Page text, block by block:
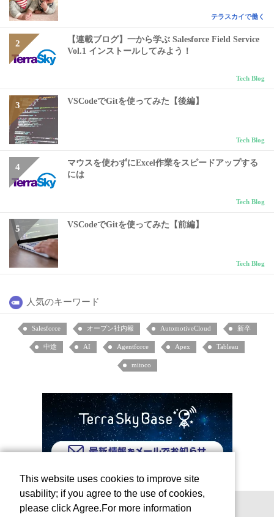
テラスカイで働く
【連載ブログ】一から学ぶ Salesforce Field Service
Vol.1 インストールしてみよう！
Tech Blog
VSCodeでGitを使ってみた【後編】
Tech Blog
マウスを使わずにExcel作業をスピードアップする
には
Tech Blog
VSCodeでGitを使ってみた【前編】
Tech Blog
人気のキーワード
Salesforce オープン社内報 AutomotiveCloud 新卒
中途 AI Agentforce Apex Tableau
mitoco
This website uses cookies to improve site
usability; if you agree to the use of cookies,
please click Agree.For more information